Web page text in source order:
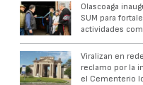
Olascoaga
SUM para
actividades
Viralizan en
reclamo por la
el Cementerio